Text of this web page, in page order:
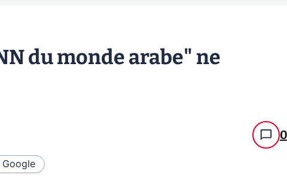
du monde arabe" ne
0
Google